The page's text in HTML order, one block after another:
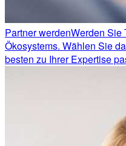
Partner werdenWerden Sie
Ökosystems. Wählen Sie
besten zu Ihrer Expertise